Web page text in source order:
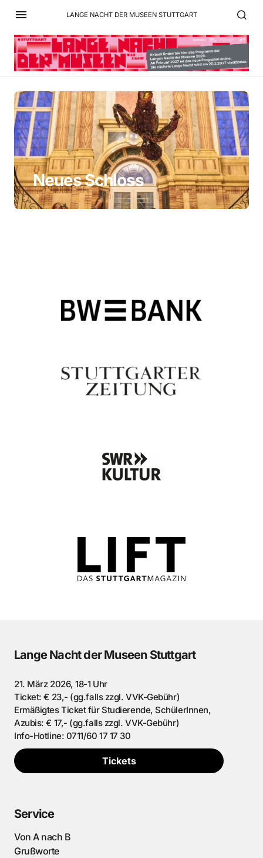
LANGE NACHT DER MUSEEN STUTTGART
Neues Schloss
Lange Nacht der Museen Stuttgart
21. März 2026, 18-1 Uhr
Ticket: € 23,- (gg.falls zzgl. VVK-Gebühr)
Ermäßigtes Ticket für Studierende, SchülerInnen,
Azubis: € 17,- (gg.falls zzgl. VVK-Gebühr)
Info-Hotline: 0711/60 17 17 30
Tickets
Service
Von A nach B
Grußworte